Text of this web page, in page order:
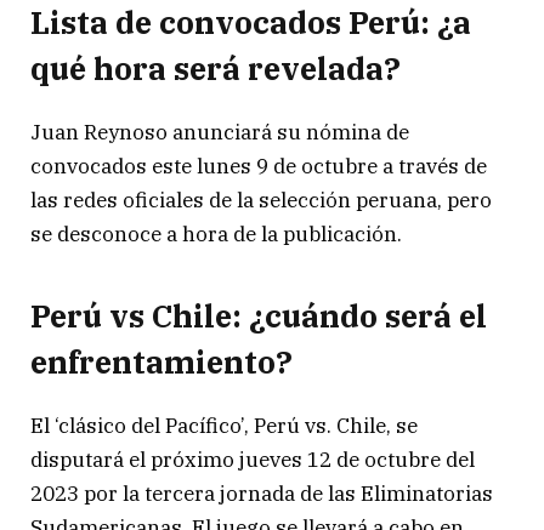
Lista de convocados Perú: ¿a
qué hora será revelada?
Juan Reynoso anunciará su nómina de
convocados este lunes 9 de octubre a través de
las redes oficiales de la selección peruana, pero
se desconoce a hora de la publicación.
Perú vs Chile: ¿cuándo será el
enfrentamiento?
El ‘clásico del Pacífico’, Perú vs. Chile, se
disputará el próximo jueves 12 de octubre del
2023 por la tercera jornada de las Eliminatorias